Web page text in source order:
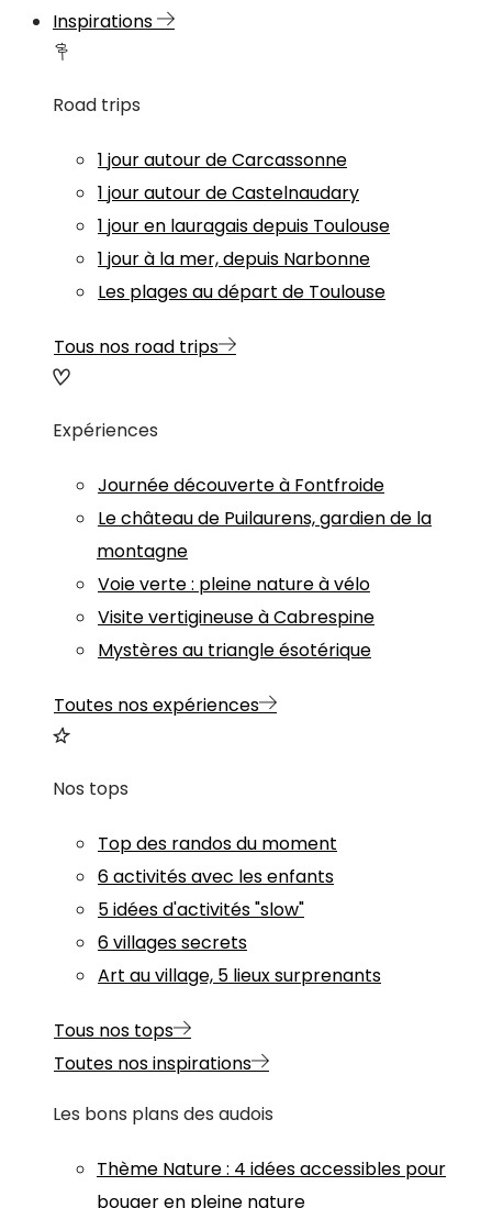
Inspirations
Road trips
1 jour autour de Carcassonne
1 jour autour de Castelnaudary
1 jour en lauragais depuis Toulouse
1 jour à la mer, depuis Narbonne
Les plages au départ de Toulouse
Tous nos road trips
Expériences
Journée découverte à Fontfroide
Le château de Puilaurens, gardien de la
montagne
Voie verte : pleine nature à vélo
Visite vertigineuse à Cabrespine
Mystères au triangle ésotérique
Toutes nos expériences
Nos tops
Top des randos du moment
6 activités avec les enfants
5 idées d'activités "slow"
6 villages secrets
Art au village, 5 lieux surprenants
Tous nos tops
Toutes nos inspirations
Les bons plans des audois
Thème Nature: 4 idées accessibles pour
bouger en pleine nature